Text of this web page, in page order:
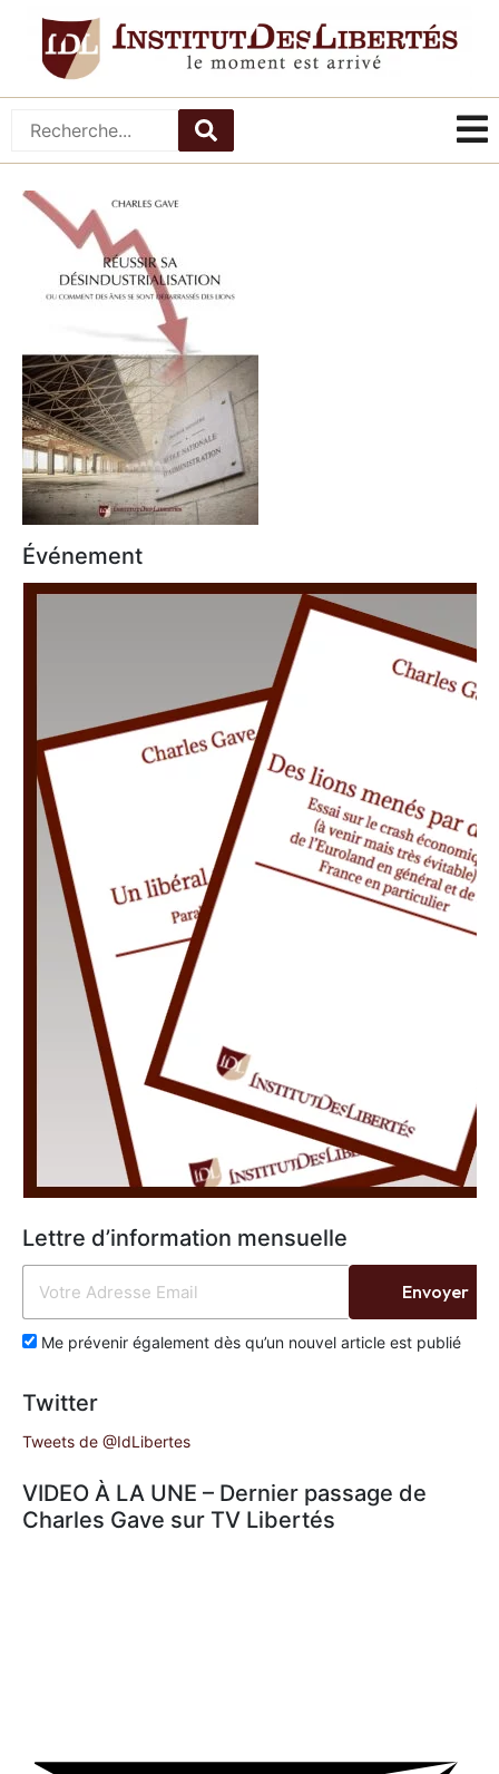
Événement
Lettre d’information mensuelle
Me prévenir également dès qu’un nouvel article est publié
Envoyer
Twitter
Tweets de @IdLibertes
VIDEO À LA UNE – Dernier passage de
Charles Gave sur TV Libertés